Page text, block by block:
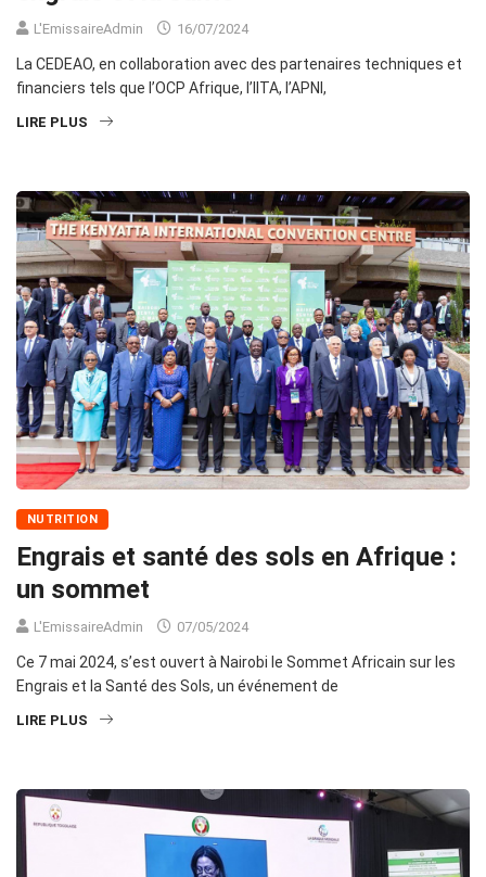
L'EmissaireAdmin 16/07/2024
La CEDEAO, en collaboration avec des partenaires techniques et
financiers tels que l’OCP Afrique, l’IITA, l’APNI,
LIRE PLUS
NUTRITION
Engrais et santé des sols en Afrique :
un sommet
L'EmissaireAdmin 07/05/2024
Ce 7 mai 2024, s’est ouvert à Nairobi le Sommet Africain sur les
Engrais et la Santé des Sols, un événement de
LIRE PLUS